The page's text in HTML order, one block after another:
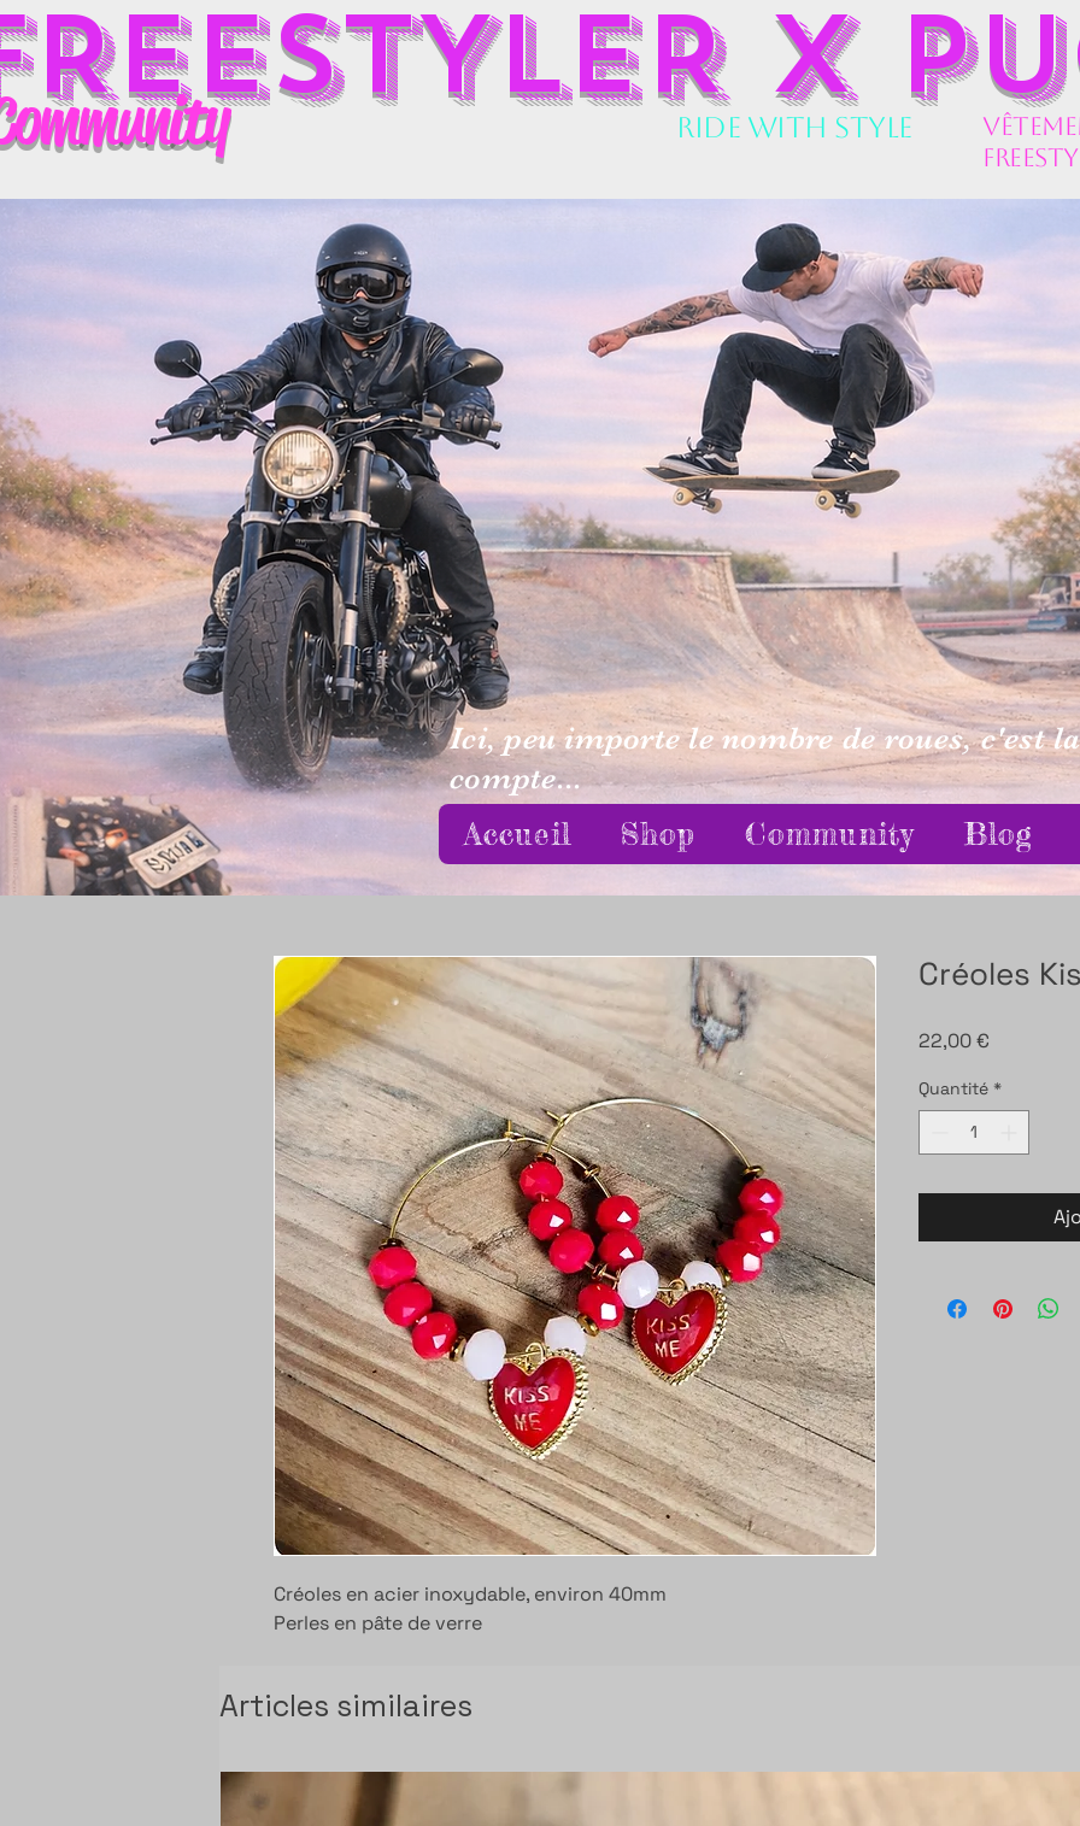
X
Ride With Style
Ici, peu importe le nombre de roues, c'est
compte...
Accueil Shop Community Blog
Créoles en acier inoxydable, environ 40mm
Perles en pâte de verre
Créoles
22,00 €
Quantité *
Articles similaires